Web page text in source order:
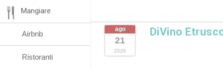
ago
21
2026
DiVino
Mangiare
Airbnb
Ristoranti